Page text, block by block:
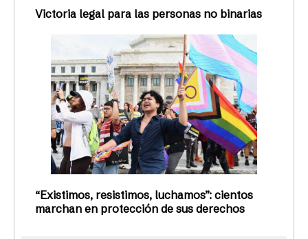
Victoria legal para las personas no binarias
“Existimos, resistimos, luchamos”: cientos
marchan en protección de sus derechos